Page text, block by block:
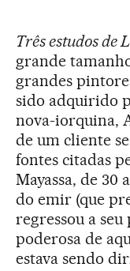
Três estudos de
grande
grandes
sido adquirido
nova-iorquina,
de um cliente
fontes citadas
Mayassa, de 30
do emir (que
regressou a
poderosa de
estava sendo